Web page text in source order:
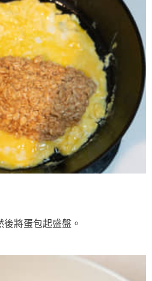
將蛋包起盛盤。